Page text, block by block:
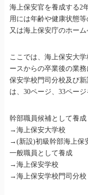
海上保安官を養成する2
用には年齢や健康状態
又は海上保安庁のホー
ここでは、海上保安大
ースからの卒業後の業
保安学校門司分校及び
は、30ページ、33ページ
幹部職員候補として養成
→海上保安大学校
→(新設)初級幹部海上保
一般職員として養成
→海上保安学校
→海上保安学校門司分校